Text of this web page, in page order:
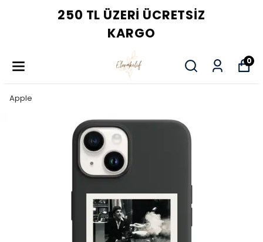
250 TL ÜZERI ÜCRETSIZ
KARGO
0
Apple